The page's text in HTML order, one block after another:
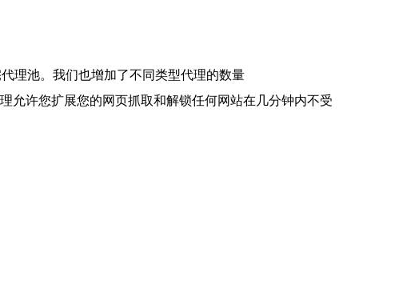
理池。我们也增加了不同类型代理的数量
允许您扩展您的网页抓取和解锁任何网站在几分钟内不受